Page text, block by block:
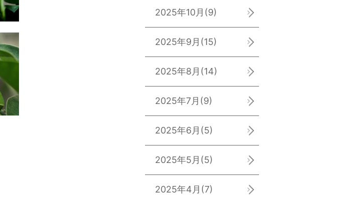
2025年10月 (9)
2025年9月 (15)
2025年8月 (14)
2025年7月 (9)
2025年6月 (5)
2025年5月 (5)
2025年4月 (7)